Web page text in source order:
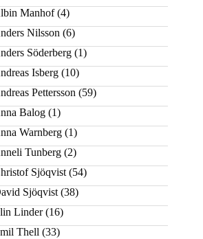
Manhof(4)
Nilsson (6)
Söderberg (1)
Isberg (10)
Pettersson (59)
Balog (1)
Warnberg (1)
Tunberg (2)
Sjöqvist (54)
Sjöqvist (38)
Linder(16)
Thell (33)